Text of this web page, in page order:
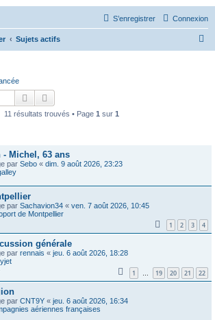
Connexion
S’enregistrer
Sujets actifs
r
Rechercher
11 résultats trouvés • Page 1 sur 1
- Michel, 63 ans
par Sebo « dim. 9 août 2026, 23:23
par Sachavion34 « ven. 7 août 2026, 10:45
de Montpellier
1 2 3 4
générale
par rennais « jeu. 6 août 2026, 18:28
1 … 19 20 21 22
par CNT9Y « jeu. 6 août 2026, 16:34
aériennes françaises